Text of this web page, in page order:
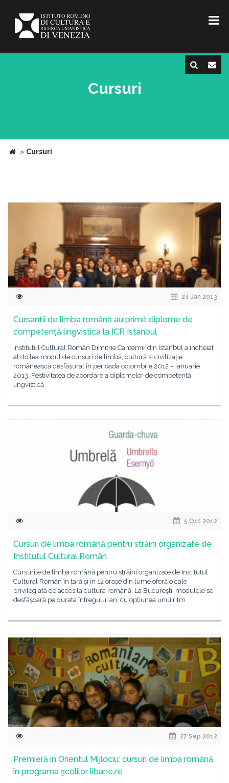
Cursuri
» Cursuri
24 Jan 2013
Cursanții de limba română au primit diplome de
competență lingvistică la ICR Istanbul
Institutul Cultural Român Dimitrie Cantemir din Istanbul a încheiat
al doilea modul de cursuri de limbă, cultură si civilizație
românească desfășurat în perioada octombrie 2012 – ianuarie
2013. Festivitatea de acordare a diplomelor de competență
lingvistică
5 Oct 2012
Cursuri de limba română pentru străini organizate de
Institutul Cultural Român
Cursurile de limba română pentru străini organizate de Institutul
Cultural Român în țară și în 12 orașe din lume oferă o cale
privilegiată de acces la cultura română. La Bucureşti, modulele se
desfăşoară pe durata întregului an, cu opțiunea unui ritm
27 Sep 2012
Premieră in Orientul Mijlociu: cursuri de limba română
în programa şcolilor libaneze